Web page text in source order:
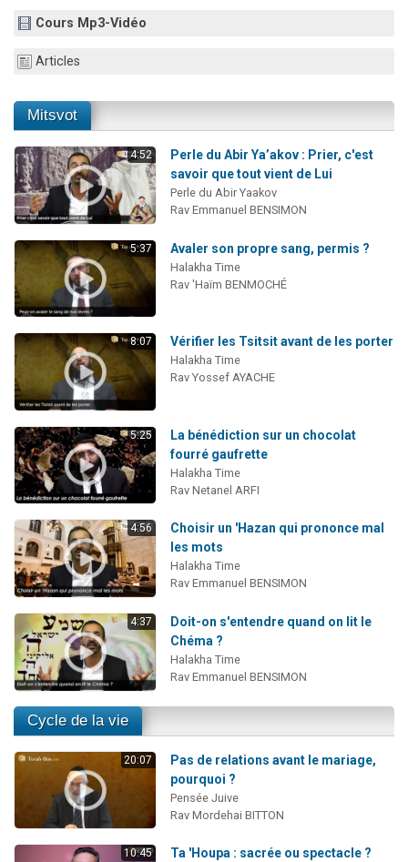
Cours Mp3-Vidéo
Articles
Mitsvot
4:52
Perle du Abir Ya’akov : Prier, c'est
savoir que tout vient de Lui
Perle du Abir Yaakov
Rav Emmanuel BENSIMON
5:37 Avaler son propre sang, permis ?
Halakha Time
Rav 'Haïm BENMOCHÉ
8:07 Vérifier les Tsitsit avant de les porter
Halakha Time
Rav Yossef AYACHE
5:25
La bénédiction sur un chocolat
fourré gaufrette
Halakha Time
Rav Netanel ARFI
4:56
Choisir un 'Hazan qui prononce mal
les mots
Halakha Time
Rav Emmanuel BENSIMON
4:37
Doit-on s'entendre quand on lit le
Chéma ?
Halakha Time
Rav Emmanuel BENSIMON
Cycle de la vie
20:07
Pas de relations avant le mariage,
pourquoi ?
Pensée Juive
Rav Mordehai BITTON
10:45 Ta 'Houpa : sacrée ou spectacle ?